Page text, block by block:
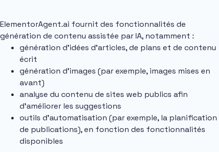
ElementorAgent.ai fournit des fonctionnalités de
génération de contenu assistée par IA, notamment :
génération d’idées d’articles, de plans et de contenu
écrit
génération d’images (par exemple, images mises en
avant)
analyse du contenu de sites web publics afin
d’améliorer les suggestions
outils d’automatisation (par exemple, la planification
de publications), en fonction des fonctionnalités
disponibles